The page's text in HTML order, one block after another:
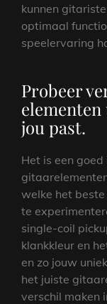
kunnen
optimaal
speelervaring
Probeer
jou past.
Het is een
welke het
te
single-coil
klankkleur en
en zo jouw
het juiste
verschil maken